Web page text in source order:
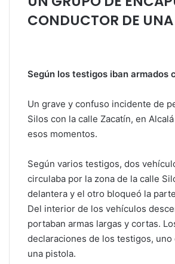
A b
k
dI
CONDUCTOR DE
Según los testigos iban armados
Un grave y confuso incidente de
Silos con la calle Zacatín, en
esos momentos.
Según varios testigos, dos
circulaba por la zona de la calle
delantera y el otro bloqueó la
Del interior de los vehículos
portaban armas largas y cortas.
declaraciones de los testigos,
una pistola.